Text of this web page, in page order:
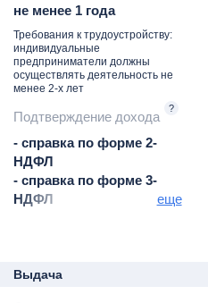
не менее 1 года
Требования к трудоустройству:
индивидуальные
предприниматели должны
осуществлять деятельность не
менее 2-х лет
Подтверждение дохода
?
- справка по форме 2-
НДФЛ
- справка по форме 3-
НДФЛ
- справка по форме
еще
Выдача